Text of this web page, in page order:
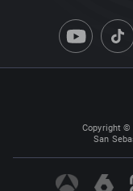
Copyright ©
San